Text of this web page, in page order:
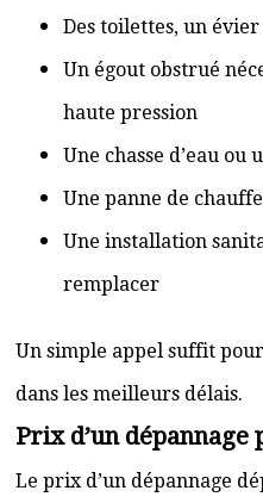
Des toilettes, un
Un égout obstrué
haute pression
Une chasse d’eau
Une panne de
Une installation
remplacer
Un simple appel suffit
dans les meilleurs délais.
Prix d’un dépannage
Le prix d’un dépannage